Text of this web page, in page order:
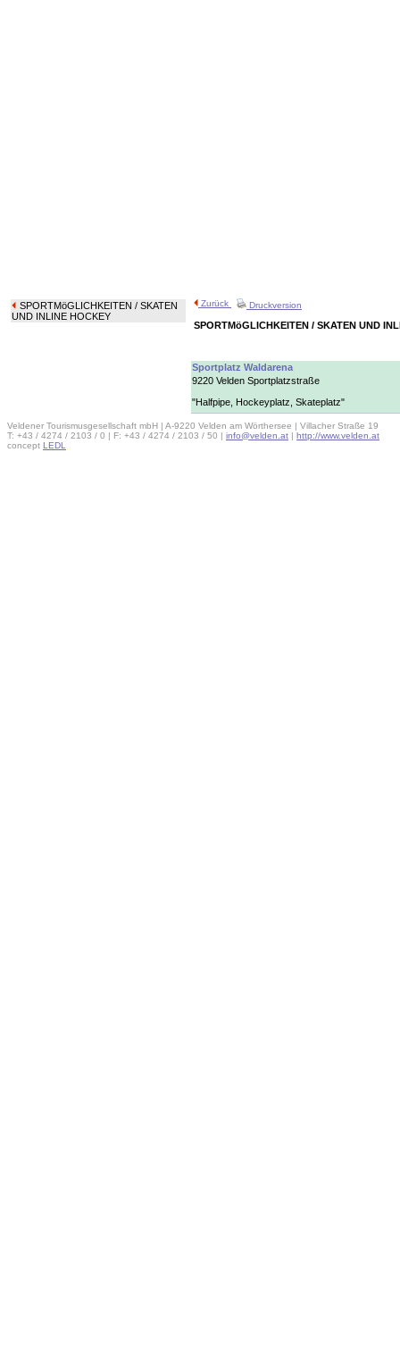
SPORTMöGLICHKEITEN / SKATEN
UND INLINE HOCKEY
Zurück Druckversion
SPORTMöGLICHKEITEN / SKATEN UND
Sportplatz Waldarena
9220 Velden Sportplatzstraße
"Halfpipe, Hockeyplatz, Skateplatz"
Veldener Tourismusgesellschaft mbH | A-9220 Velden am Wörthersee | Villacher Straße 19
T: +43 / 4274 / 2103 / 0 | F: +43 / 4274 / 2103 / 50 | info@velden.at | http://www.velden.at
concept LEDL